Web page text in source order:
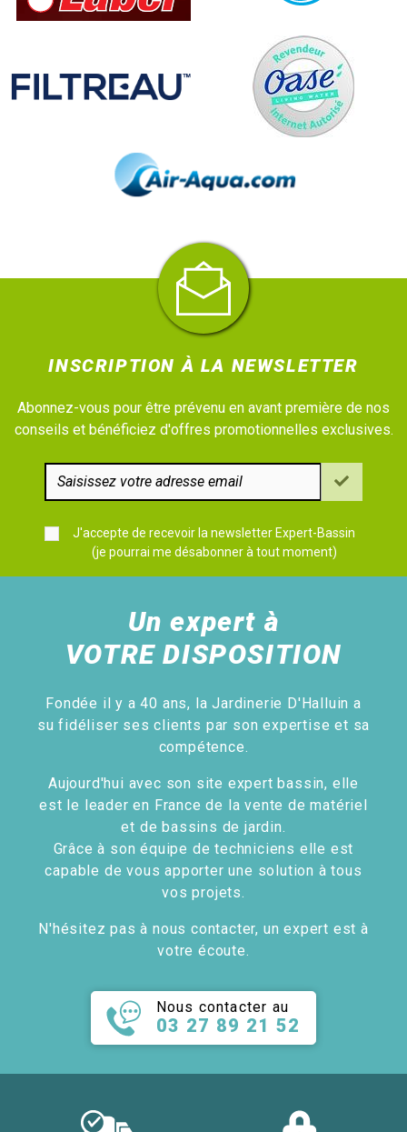
INSCRIPTION À LA NEWSLETTER
Abonnez-vous pour être prévenu en avant première de nos
conseils et bénéficiez d'offres promotionnelles exclusives.
J'accepte de recevoir la newsletter Expert-Bassin
(je pourrai me désabonner à tout moment)
Un expert à
VOTRE DISPOSITION
Fondée il y a 40 ans, la Jardinerie D'Halluin a
su fidéliser ses clients par son expertise et sa
compétence.
Aujourd'hui avec son site expert bassin, elle
est le leader en France de la vente de matériel
et de bassins de jardin.
Grâce à son équipe de techniciens elle est
capable de vous apporter une solution à tous
vos projets.
N'hésitez pas à nous contacter, un expert est à
votre écoute.
Nous contacter au
03 27 89 21 52